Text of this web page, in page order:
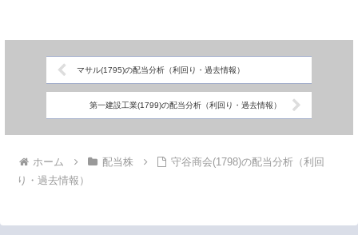
マサル(1795)の配当分析（利回り・過去情報）
第一建設工業(1799)の配当分析（利回り・過去情報）
ホーム 配当株
守谷商会(1798)の配当分析（利回
り・過去情報）